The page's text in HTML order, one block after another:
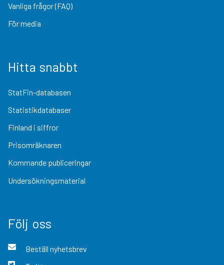
Vanliga frågor (FAQ)
För media
Hitta snabbt
StatFin-databasen
Statistikdatabaser
Finland i siffror
Prisomräknaren
Kommande publiceringar
Undersökningsmaterial
Följ oss
Beställ nyhetsbrev